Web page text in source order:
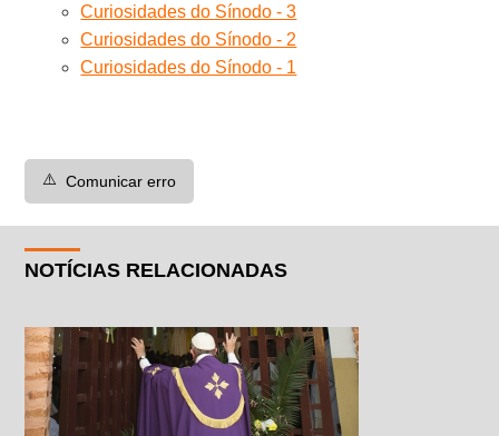
Curiosidades do Sínodo - 3
Curiosidades do Sínodo - 2
Curiosidades do Sínodo - 1
⚠️ Comunicar erro
NOTÍCIAS RELACIONADAS